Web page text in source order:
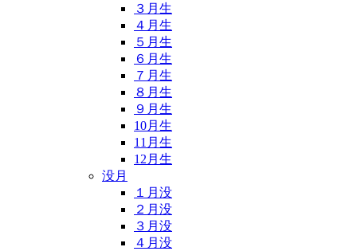
３月生
４月生
５月生
６月生
７月生
８月生
９月生
10月生
11月生
12月生
没月
１月没
２月没
３月没
４月没